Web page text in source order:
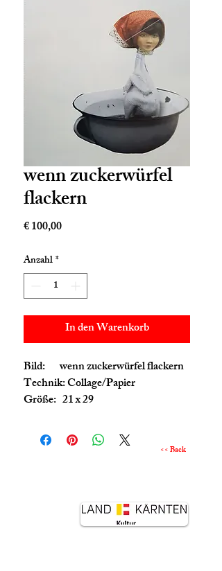
wenn zuckerwürfel
flackern
€ 100,00Preis
Anzahl*
In den Warenkorb
Bild: wenn zuckerwürfel flackern
Technik: Collage/Papier
Größe: 21 x 29
<< Back